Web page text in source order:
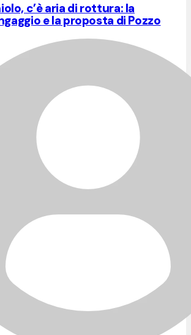
c’è aria di rottura: la
e la proposta di Pozzo